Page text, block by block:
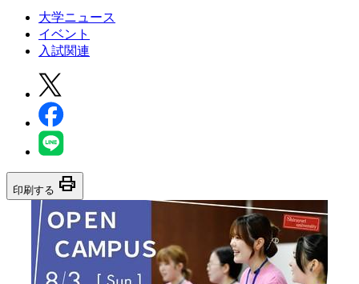
大学ニュース
イベント
入試関連
印刷する print